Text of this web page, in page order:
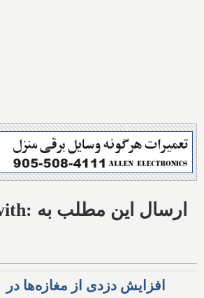
Share this with: ارسال این مطلب به
افزایش دزدی از مغازه‌ها در